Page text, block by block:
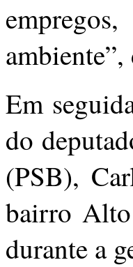
Em
do
(PSB),
bairro
durante a